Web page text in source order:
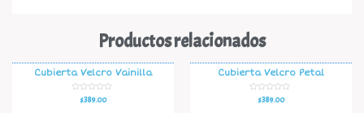
Productos relacionados
Cubierta Velcro Vainilla
$389.00
Cubierta Velcro Petal
$389.00